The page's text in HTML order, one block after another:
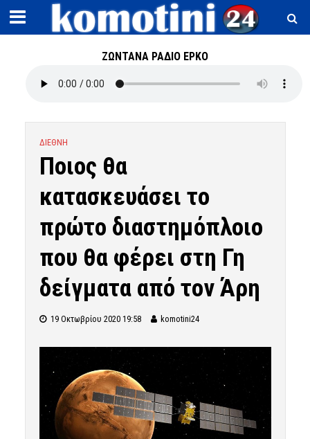
ΖΩΝΤΑΝΑ ΡΑΔΙΟ ΕΡΚΟ
ΔΙΕΘΝΗ
Ποιος θα
κατασκευάσει το
πρώτο διαστημόπλοιο
που θα φέρει στη Γη
δείγματα από τον Άρη
19 Οκτωβρίου 2020 19:58 komotini24